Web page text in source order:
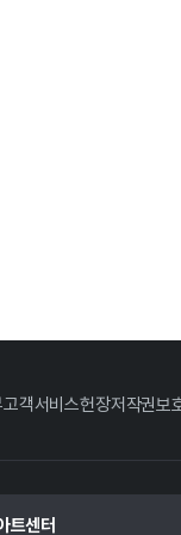
고객서비스헌장저작권보
트센터